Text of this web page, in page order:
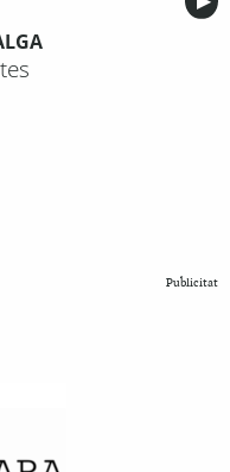
Publicitat